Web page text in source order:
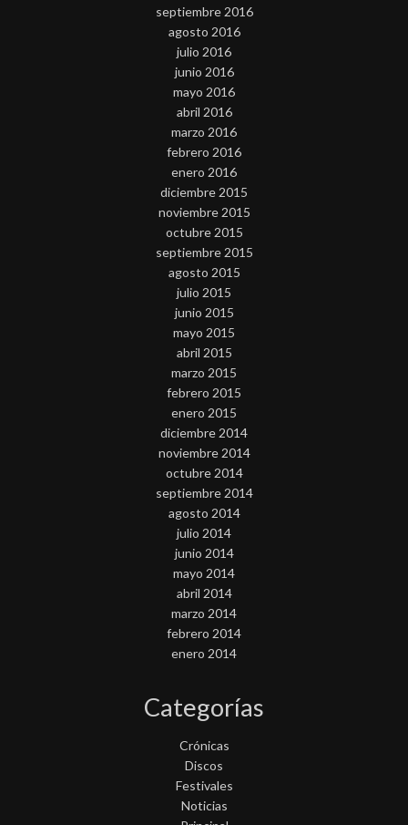
septiembre 2016
agosto 2016
julio 2016
junio 2016
mayo 2016
abril 2016
marzo 2016
febrero 2016
enero 2016
diciembre 2015
noviembre 2015
octubre 2015
septiembre 2015
agosto 2015
julio 2015
junio 2015
mayo 2015
abril 2015
marzo 2015
febrero 2015
enero 2015
diciembre 2014
noviembre 2014
octubre 2014
septiembre 2014
agosto 2014
julio 2014
junio 2014
mayo 2014
abril 2014
marzo 2014
febrero 2014
enero 2014
Categorías
Crónicas
Discos
Festivales
Noticias